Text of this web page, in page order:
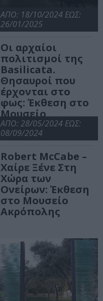
ΑΠΟ: 18/10/2024 ΕΩΣ:
26/01/2025
Οι αρχαίοι
πολιτισμοί της
Basilicata.
Θησαυροί που
έρχονται στο
φως: Έκθεση στο
Μουσείο
Ακρόπολης
ΑΠΟ: 28/05/2024 ΕΩΣ:
08/09/2024
Robert McCabe –
Χαίρε Ξένε Στη
Χώρα των
Ονείρων: Έκθεση
στο Μουσείο
Ακρόπολης